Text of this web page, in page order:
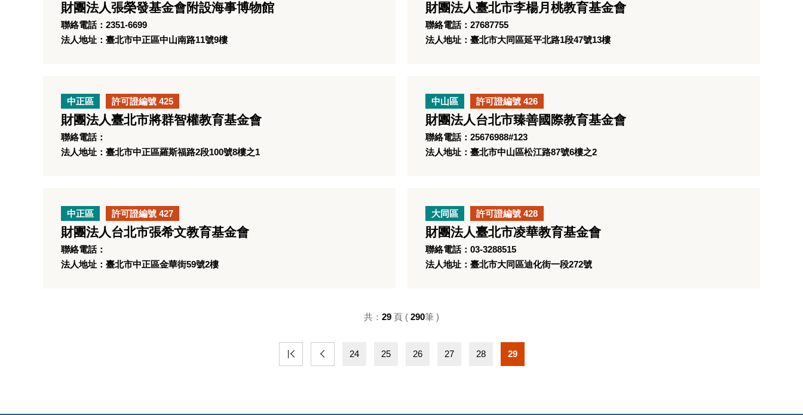
財團法人張榮發基金會附設海事博物館
聯絡電話：2351-6699
法人地址：臺北市中正區中山南路11號9樓
財團法人臺北市李楊月桃教育基金會
聯絡電話：27687755
法人地址：臺北市大同區延平北路1段47號13樓
中正區 許可證編號 425
財團法人臺北市將群智權教育基金會
聯絡電話：
法人地址：臺北市中正區羅斯福路2段100號8樓之1
中山區 許可證編號 426
財團法人台北市臻善國際教育基金會
聯絡電話：25676988#123
法人地址：臺北市中山區松江路87號6樓之2
中正區 許可證編號 427
財團法人台北市張希文教育基金會
聯絡電話：
法人地址：臺北市中正區金華街59號2樓
大同區 許可證編號 428
財團法人臺北市凌華教育基金會
聯絡電話：03-3288515
法人地址：臺北市大同區迪化街一段272號
24 25 26 27 28 29
共： 29 頁 ( 290筆 )